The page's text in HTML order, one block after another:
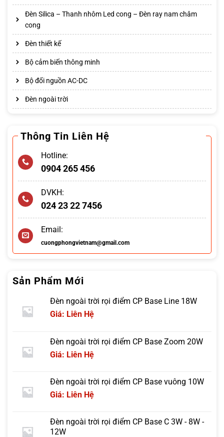
Đèn Silica – Thanh nhôm Led cong – Đèn ray nam châm
cong
Đèn thiết kế
Bộ cảm biến thông minh
Bộ đổi nguồn AC-DC
Đèn ngoài trời
Thông Tin Liên Hệ
Hotline:
0904 265 456
DVKH:
024 23 22 7456
Email:
cuongphongvietnam@gmail.com
Sản Phẩm Mới
Đèn ngoài trời rọi điểm CP Base Line 18W
Giá: Liên Hệ
Đèn ngoài trời rọi điểm CP Base Zoom 20W
Giá: Liên Hệ
Đèn ngoài trời rọi điểm CP Base vuông 10W
Giá: Liên Hệ
Đèn ngoài trời rọi điểm CP Base C 3W - 8W -
12W